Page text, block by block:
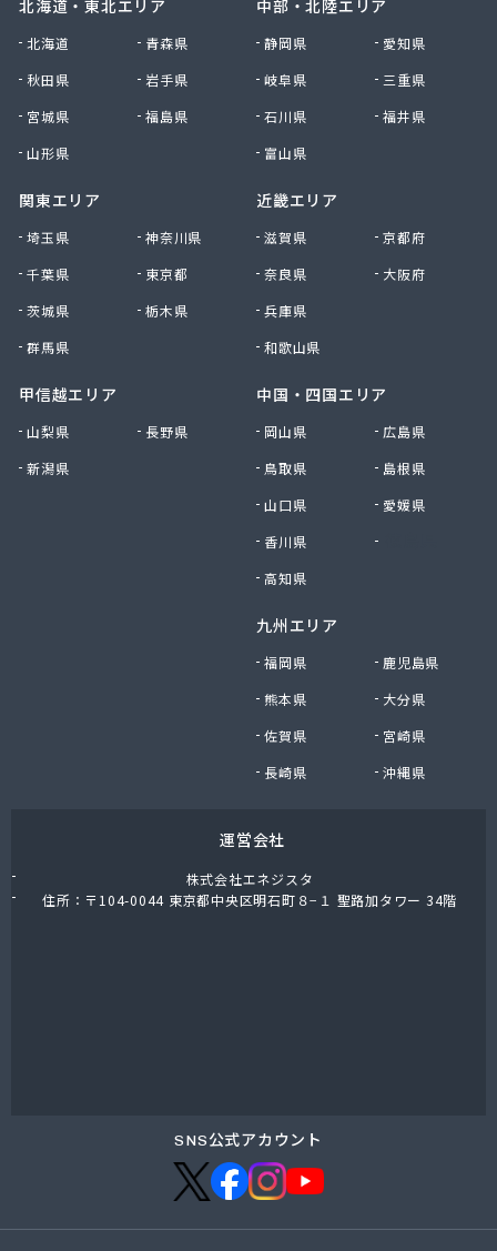
有限会社白石一商会
有限会社福田酸素商会 プロパン部
有限会社兵頭燃料店
有限会社豊後屋瓦斯
来島商店
北海道・東北エリア
北海道
青森県
秋田県
岩手県
宮城県
福島県
山形県
関東エリア
埼玉県
神奈川県
千葉県
東京都
茨城県
栃木県
群馬県
甲信越エリア
山梨県
長野県
新潟県
中部・北陸エリア
静岡県
愛知県
岐阜県
三重県
石川県
福井県
富山県
近畿エリア
滋賀県
京都府
奈良県
大阪府
兵庫県
和歌山県
中国・四国エリア
岡山県
広島県
鳥取県
島根県
山口県
愛媛県
香川県
高知県
九州エリア
福岡県
鹿児島県
熊本県
大分県
佐賀県
宮崎県
長崎県
沖縄県
運営会社
株式会社エネジスタ
住所：〒104-0044 東京都中央区明石町８−１ 聖路加タワー 34階
SNS公式アカウント